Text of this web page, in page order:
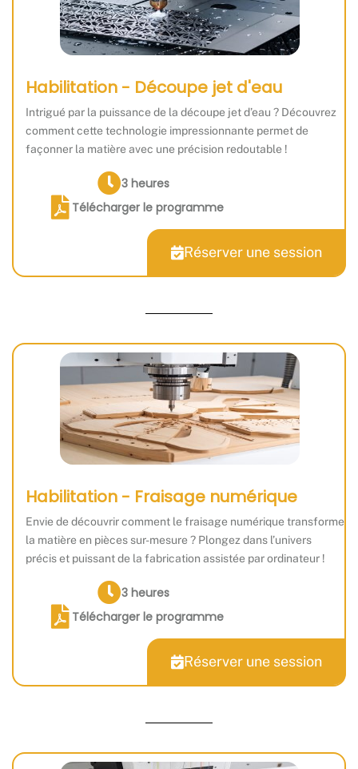
Habilitation - Découpe jet d'eau
Intrigué par la puissance de la découpe jet d’eau ? Découvrez
comment cette technologie impressionnante permet de
façonner la matière avec une précision redoutable !
3 heures
Télécharger le programme
Réserver une session
Habilitation - Fraisage numérique
Envie de découvrir comment le fraisage numérique transforme
la matière en pièces sur-mesure ? Plongez dans l’univers
précis et puissant de la fabrication assistée par ordinateur !
3 heures
Télécharger le programme
Réserver une session